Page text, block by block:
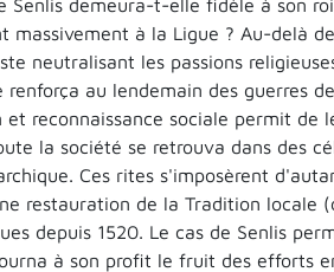
Senlis demeura-t-elle fidèle à son
massivement à la Ligue ? Au-delà
neutralisant les passions
renforça au lendemain des guerres
et reconnaissance sociale permit
la société se retrouva dans des
Ces rites s'imposèrent
restauration de la Tradition locale
depuis 1520. Le cas de Senlis
à son profit le fruit des efforts